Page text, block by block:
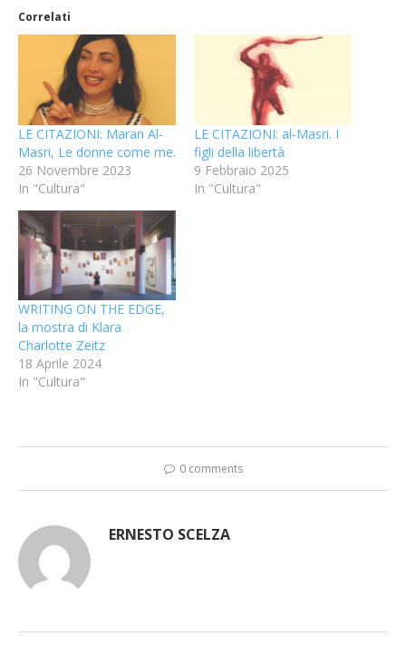
Correlati
LE CITAZIONI: Maran Al-
Masri, Le donne come me.
26 Novembre 2023
In "Cultura"
LE CITAZIONI: al-Masri. I
figli della libertà
9 Febbraio 2025
In "Cultura"
WRITING ON THE EDGE,
la mostra di Klara
Charlotte Zeitz
18 Aprile 2024
In "Cultura"
0 comments
ERNESTO SCELZA